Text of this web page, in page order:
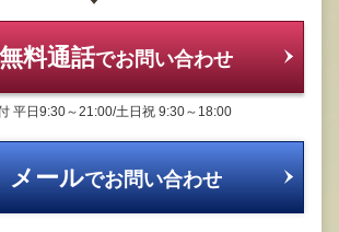
無料通話でお問い合わせ
平日9:30～21:00/土日祝 9:30～18:00
メールでお問い合わせ